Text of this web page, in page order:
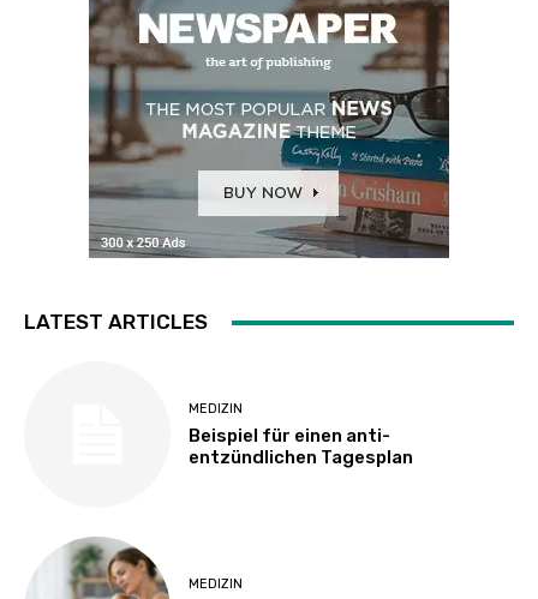
LATEST ARTICLES
MEDIZIN
Beispiel für einen anti-
entzündlichen Tagesplan
MEDIZIN